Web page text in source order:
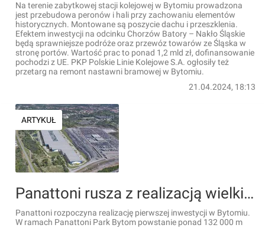
Na terenie zabytkowej stacji kolejowej w Bytomiu prowadzona
jest przebudowa peronów i hali przy zachowaniu elementów
historycznych. Montowane są poszycie dachu i przeszklenia.
Efektem inwestycji na odcinku Chorzów Batory – Nakło Śląskie
będą sprawniejsze podróże oraz przewóz towarów ze Śląska w
stronę portów. Wartość prac to ponad 1,2 mld zł, dofinansowanie
pochodzi z UE. PKP Polskie Linie Kolejowe S.A. ogłosiły też
przetarg na remont nastawni bramowej w Bytomiu.
21.04.2024, 18:13
ARTYKUŁ
Panattoni rusza z realizacją wielkiej inwestycji w Bytomiu. Powstaną nowe miejsca pracy
Panattoni rozpoczyna realizację pierwszej inwestycji w Bytomiu.
W ramach Panattoni Park Bytom powstanie ponad 132 000 m